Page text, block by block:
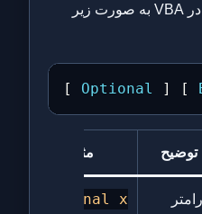
ساختار کامل تعریف یک پارامتر در VBA به صورت زیر
[ Optional ] [
توضیح مثال
Optional x